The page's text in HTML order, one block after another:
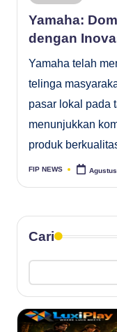
Yamaha:
dengan
Yamaha telah
telinga
pasar lokal pada
menunjukkan
produk
Posted
FIP NEWS
Cari